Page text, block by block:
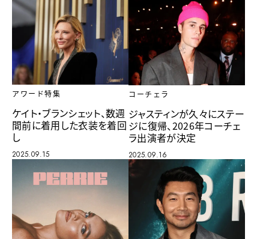
アワード特集
ケイト・ブランシェット、数週
間前に着用した衣装を着回
し
2025.09.15
コーチェラ
ジャスティンが久々にステー
ジに復帰、2026年コーチェ
ラ出演者が決定
2025.09.16